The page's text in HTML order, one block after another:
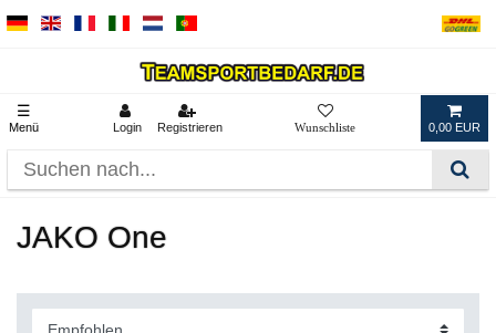
☰
Menü Login Registrieren 0,00 EUR
JAKO One